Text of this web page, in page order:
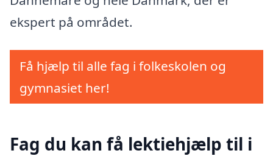
ekspert på området.
Få hjælp til alle fag i folkeskolen og
gymnasiet her!
Fag du kan få lektiehjælp til i